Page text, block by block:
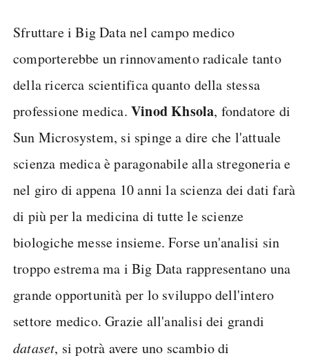
Sfruttare i Big Data nel campo medico
comporterebbe un rinnovamento radicale tanto
della ricerca scientifica quanto della stessa
professione medica. Vinod Khsola, fondatore di
Sun Microsystem, si spinge a dire che l'attuale
scienza medica è paragonabile alla stregoneria e
nel giro di appena 10 anni la scienza dei dati farà
di più per la medicina di tutte le scienze
biologiche messe insieme. Forse un'analisi sin
troppo estrema ma i Big Data rappresentano una
grande opportunità per lo sviluppo dell'intero
settore medico. Grazie all'analisi dei grandi
dataset, si potrà avere uno scambio di